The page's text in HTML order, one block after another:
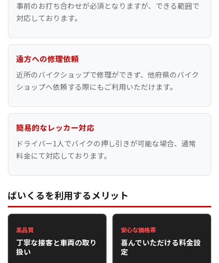
事前のお打ち合わせが必須となりますが、できる範囲で
対応しております。
遠方への修理依頼
近所のバイクショップで修理ができず、他府県のバイク
ショップへ依頼する際にもご利用いただけます。
簡易的なレッカー対応
ドライバー1人でバイクの押し引きが可能な場合、通常
料金にて対応しております。
ばいくるを利用するメリット
高品質
丁寧な接客と車両の取り
扱い
安心な価格帯
喜んでいただける料金設
定